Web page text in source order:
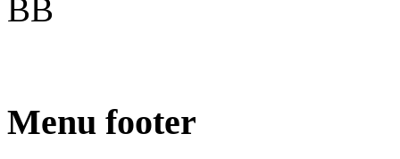
BB
Menu footer